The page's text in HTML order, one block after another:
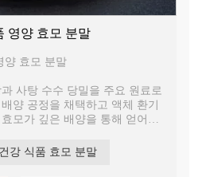
영양 효모 분말
양 효모 분말
사탕 수수 당밀을 주요 원료로
양 공정을 채택하고 액체 환기
모가 깊은 배양을 통해 얻어지
리됩니다.
건강 식품 효모 분말